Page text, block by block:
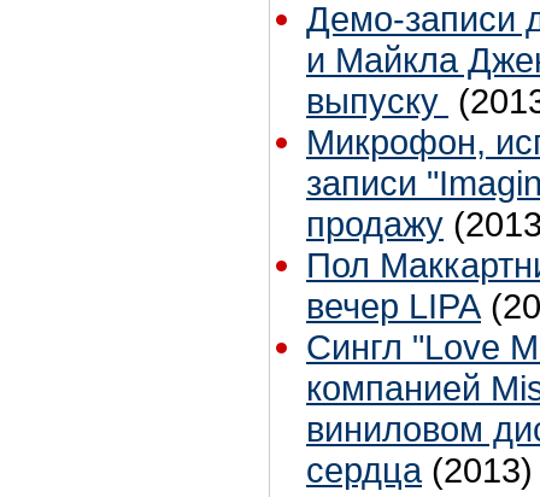
Демо-записи
и Майкла
выпуску
Микрофон,
записи
продажу
Пол
вечер LIPA
Сингл "Love
компанией
виниловом
сердца (2013)